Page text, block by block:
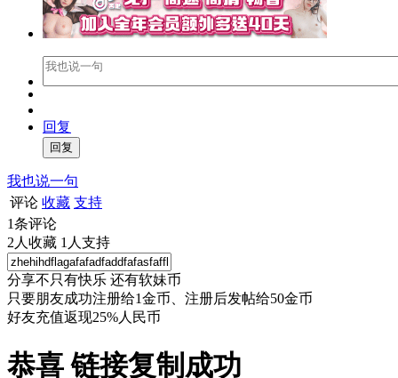
回复
我也说一句
评论 收藏 支持
1条评论
2 人收藏 1 人支持
分享不只有快乐 还有软妹币
只要朋友成功注册给1金币、注册后发帖给50金币
好友充值返现25%人民币
恭喜 链接复制成功